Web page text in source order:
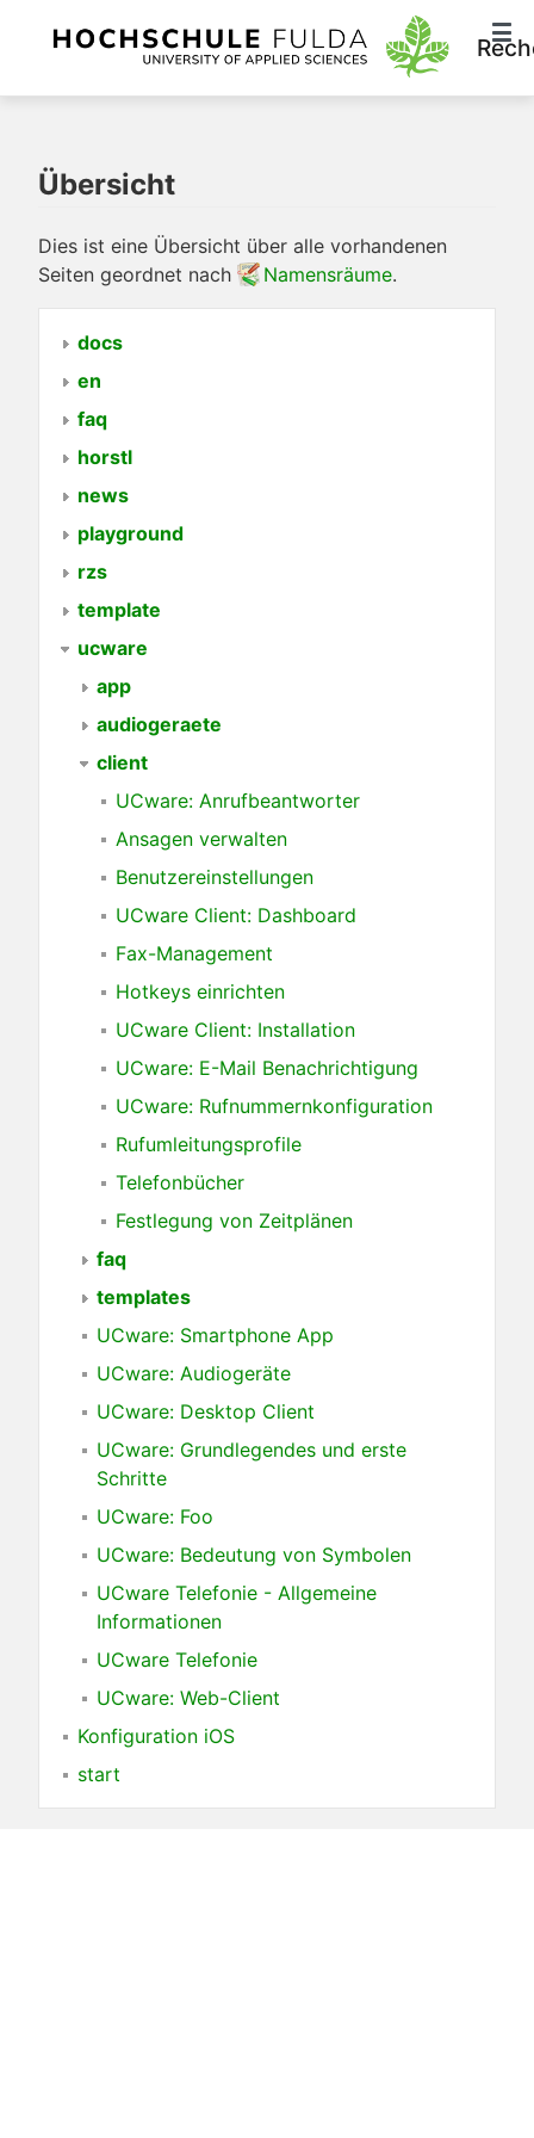
Übersicht
Dies ist eine Übersicht über alle vorhandenen
Seiten geordnet nach
Namensräume.
docs
en
faq
horstl
news
playground
rzs
template
ucware
app
audiogeraete
client
UCware: Anrufbeantworter
Ansagen verwalten
Benutzereinstellungen
UCware Client: Dashboard
Fax-Management
Hotkeys einrichten
UCware Client: Installation
UCware: E-Mail Benachrichtigung
UCware: Rufnummernkonfiguration
Rufumleitungsprofile
Telefonbücher
Festlegung von Zeitplänen
faq
templates
UCware: Smartphone App
UCware: Audiogeräte
UCware: Desktop Client
UCware: Grundlegendes und erste
Schritte
UCware: Foo
UCware: Bedeutung von Symbolen
UCware Telefonie - Allgemeine
Informationen
UCware Telefonie
UCware: Web-Client
Konfiguration iOS
start